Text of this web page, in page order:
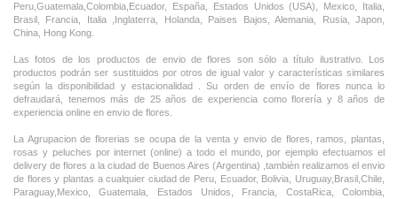
Peru,Guatemala,Colombia,Ecuador, España, Estados Unidos (USA), Mexico, Italia,
Brasil, Francia, Italia ,Inglaterra, Holanda, Paises Bajos, Alemania, Rusia, Japon,
China, Hong Kong.
Las fotos de los productos de envio de flores son sólo a título ilustrativo. Los
productos podrán ser sustituidos por otros de igual valor y características similares
según la disponibilidad y estacionalidad . Su orden de envío de flores nunca lo
defraudará, tenemos más de 25 años de experiencia como florería y 8 años de
experiencia online en envio de flores.
La Agrupacion de florerias se ocupa de la venta y envio de flores, ramos, plantas,
rosas y peluches por internet (online) a todo el mundo, por ejemplo efectuamos el
delivery de flores a la ciudad de Buenos Aires (Argentina) ,tambièn realizamos el envio
de flores y plantas a cualquier ciudad de Peru, Ecuador, Bolivia, Uruguay,Brasil,Chile,
Paraguay,Mexico, Guatemala, Estados Unidos, Francia, CostaRica, Colombia,